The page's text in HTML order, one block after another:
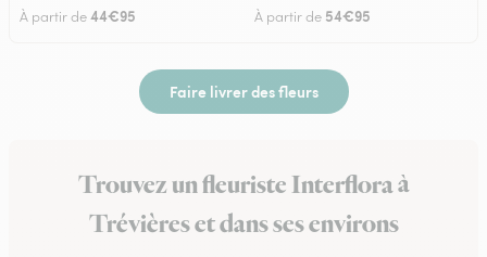
À partir de44€95 À partir de 54€95
Faire livrer des fleurs
Trouvez un fleuriste Interflora à
Trévières et dans ses environs